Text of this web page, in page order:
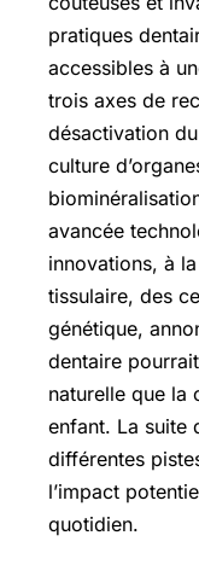
pratiques
accessibles à
trois axes de
désactivation
culture
avancée
innovations, à
tissulaire, des
génétique,
dentaire
naturelle que la
enfant. La suite
différentes
l’impact
quotidien.